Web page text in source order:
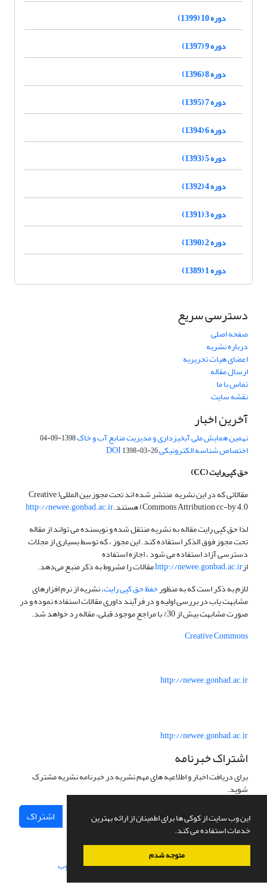
این وب سایت از کوکی ها برای اطمینان از ارائه بهترین
خدمات استفاده می کند.
متوجه شدم
دوره 10 (1399)
دوره 9 (1397)
دوره 8 (1396)
دوره 7 (1395)
دوره 6 (1394)
دوره 5 (1393)
دوره 4 (1392)
دوره 3 (1391)
دوره 2 (1390)
دوره 1 (1389)
دسترسی سریع
صفحه اصلی
درباره نشریه
اعضای هیات تحریریه
ارسال مقاله
تماس با ما
نقشه سایت
آخرین اخبار
نهمین همایش ملی آبخیزداری و مدیریت منابع آب و خاک1398-09-04
اختصاص شناسه الکترونیکی DOI1398-03-26
حق کپی‌رایت(CC)
مقالاتی که در این نشریه منتشر شده اند تحت مجوز بین المللی( Creative
Commons Attribution cc-by 4.0) هستند.
http://newee.gonbad.ac.ir
لذا حق کپی رایت مقاله به نشریه منتقل شده و نویسنده می تواند از مقاله
تحت مجوز فوق الذکر استفاده کند. این مجوز ، که توسط بسیاری از مجلات
دسترسی آزاد استفاده می شود ، اجازه استفاده
ازhttp://newee.gonbad.ac.irمقالات را مشروط به ذکر منبع می‌دهد.
لازم به ذکر است که به منظورحفظ حق کپی رایت، نشریه از نرم افزارهای
مشابهت یاب در بررسی اولیه و در فرآیند داوری مقالات استفاده نموده و در
صورت مشابهت بیش از 30% با مراجع موجود قبلی، مقاله رد خواهد شد.
Creative Commons
http://newee.gonbad.ac.ir
http://newee.gonbad.ac.ir
اشتراک خبرنامه
برای دریافت اخبار و اطلاعیه های مهم نشریه در خبرنامه نشریه مشترک
شوید.
اشتراک
سامانه مدیریت نشریات علمی.طراحی و پیاده سازی از سیناوب